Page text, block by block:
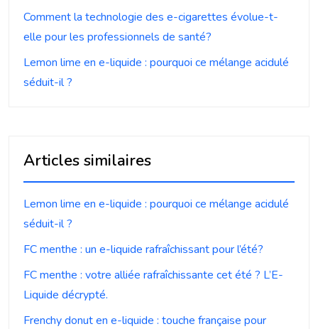
Comment la technologie des e-cigarettes évolue-t-
elle pour les professionnels de santé?
Lemon lime en e-liquide : pourquoi ce mélange acidulé
séduit-il ?
Articles similaires
Lemon lime en e-liquide : pourquoi ce mélange acidulé
séduit-il ?
FC menthe : un e-liquide rafraîchissant pour l’été?
FC menthe : votre alliée rafraîchissante cet été ? L’E-
Liquide décrypté.
Frenchy donut en e-liquide : touche française pour